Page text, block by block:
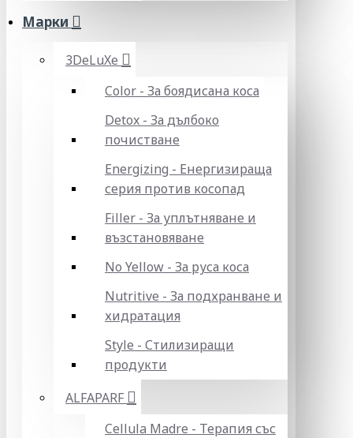
Марки
3DeLuXe
Color - За боядисана коса
Detox - За дълбоко
почистване
Energizing - Енергизираща
серия против косопад
Filler - За уплътняване и
възстановяване
No Yellow - За руса коса
Nutritive - За подхранване и
хидратация
Style - Стилизиращи
продукти
ALFAPARF
Cellula Madre - Терапия със